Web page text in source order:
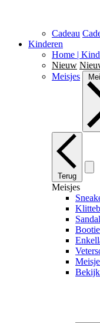
Cadeau
Kinderen
Home |
Nieuw
Meisjes
Terug
Meisjes
Bekijk